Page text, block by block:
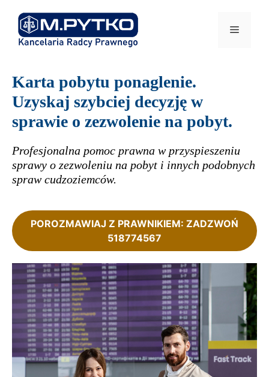
treści
Menu
Karta pobytu ponaglenie.
Uzyskaj szybciej decyzję w
sprawie o zezwolenie na pobyt.
Profesjonalna pomoc prawna w przyspieszeniu
sprawy o zezwoleniu na pobyt i innych podobnych
spraw cudzoziemców.
POROZMAWIAJ Z PRAWNIKIEM: ZADZWOŃ
518774567